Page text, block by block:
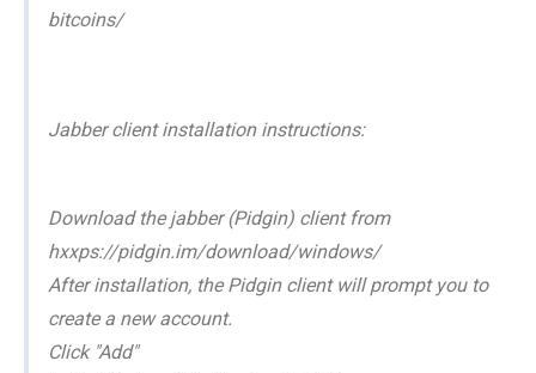
bitcoins/
Jabber client installation instructions:
Download the jabber (Pidgin) client from
hxxps://pidgin.im/download/windows/
After installation, the Pidgin client will prompt you to
create a new account.
Click "Add"